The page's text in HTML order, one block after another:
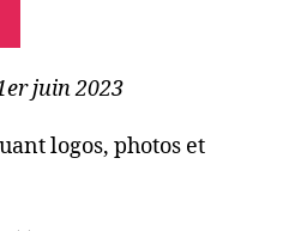
juin 2023
logos, photos et